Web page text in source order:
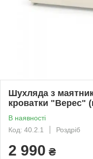
Шухляда з
кроватки "Верес"
В наявності
Код: 40.2.1
Роздріб
2 990 ₴